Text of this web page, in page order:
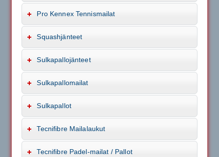
Pro Kennex Tennismailat
Squashjänteet
Sulkapallojänteet
Sulkapallomailat
Sulkapallot
Tecnifibre Mailalaukut
Tecnifibre Padel-mailat / Pallot